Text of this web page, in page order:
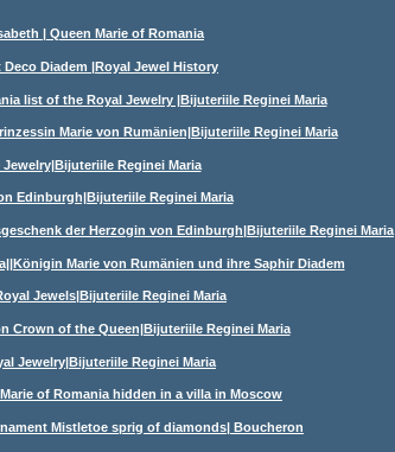
| Queen Marie of Romania
Diadem |Royal Jewel History
list of the Royal Jewelry |Bijuteriile Reginei Maria
Marie von Rumänien|Bijuteriile Reginei Maria
Reginei Maria
Edinburgh|Bijuteriile Reginei Maria
der Herzogin von Edinburgh|Bijuteriile Reginei Maria
Marie von Rumänien und ihre Saphir Diadem
Jewels|Bijuteriile Reginei Maria
Crown of the Queen|Bijuteriile Reginei Maria
Jewelry|Bijuteriile Reginei Maria
of Romania hidden in a villa in Moscow
Mistletoe sprig of diamonds| Boucheron